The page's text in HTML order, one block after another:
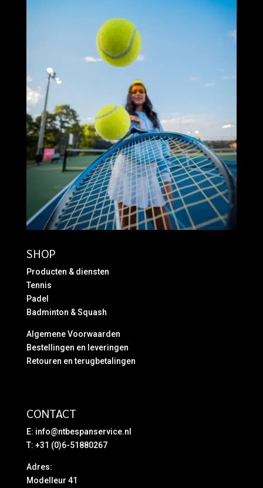
SHOP
Producten & diensten
Tennis
Padel
Badminton & Squash
Algemene Voorwaarden
Bestellingen en leveringen
Retouren en terugbetalingen
CONTACT
E: info@ntbespanservice.nl
T: +31 (0)6-51880267
Adres:
Modelleur 41